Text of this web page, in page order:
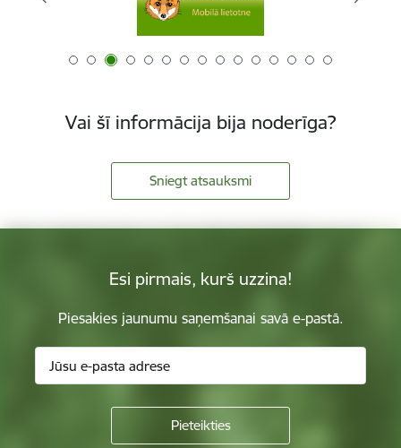
Vai šī informācija bija noderīga?
Sniegt atsauksmi
Esi pirmais, kurš uzzina!
Piesakies jaunumu saņemšanai savā e-pastā.